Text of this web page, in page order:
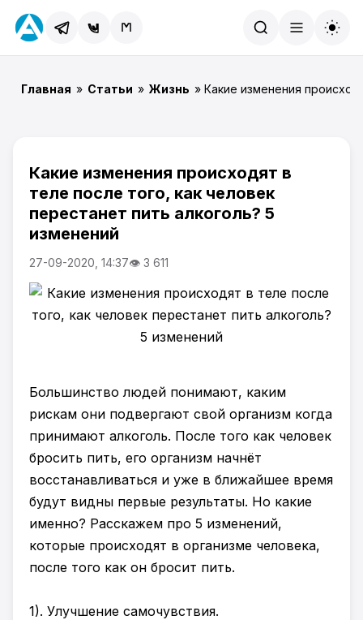
Главная » Статьи » Жизнь » Какие изменения
Какие изменения происходят в
теле после того, как человек
перестанет пить алкоголь? 5
изменений
27-09-2020, 14:37👁 3 611
Большинство людей понимают, каким
рискам они подвергают свой организм когда
принимают алкоголь. После того как человек
бросить пить, его организм начнёт
восстанавливаться и уже в ближайшее время
будут видны первые результаты. Но какие
именно? Расскажем про 5 изменений,
которые происходят в организме человека,
после того как он бросит пить.
1). Улучшение самочувствия.